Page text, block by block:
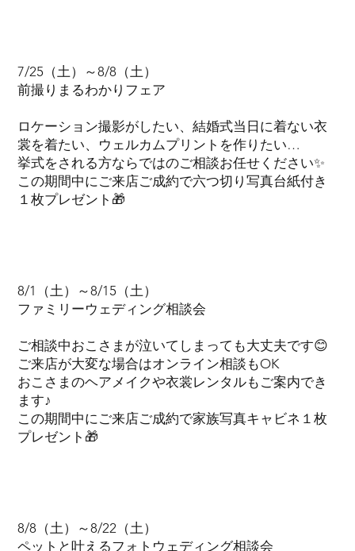
7/25（土）～8/8（土）
前撮りまるわかりフェア
ロケーション撮影がしたい、結婚式当日に着ない衣
裳を着たい、ウェルカムプリントを作りたい…
挙式をされる方ならではのご相談お任せください✨
この期間中にご来店ご成約で六つ切り写真台紙付き
１枚プレゼント🎁
8/1（土）～8/15（土）
ファミリーウェディング相談会
ご相談中おこさまが泣いてしまっても大丈夫です😊
ご来店が大変な場合はオンライン相談もOK
おこさまのヘアメイクや衣裳レンタルもご案内でき
ます♪
この期間中にご来店ご成約で家族写真キャビネ１枚
プレゼント🎁
8/8（土）～8/22（土）
ペットと叶えるフォトウェディング相談会